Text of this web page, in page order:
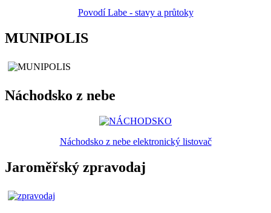
Povodí Labe - stavy a průtoky
MUNIPOLIS
Náchodsko z nebe
Náchodsko z nebe elektronický listovač
Jaroměřský zpravodaj